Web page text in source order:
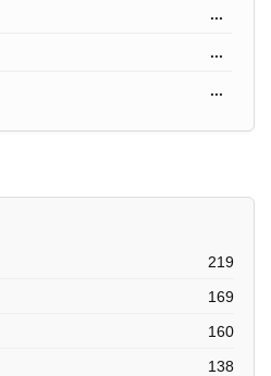
...
...
...
219
169
160
138